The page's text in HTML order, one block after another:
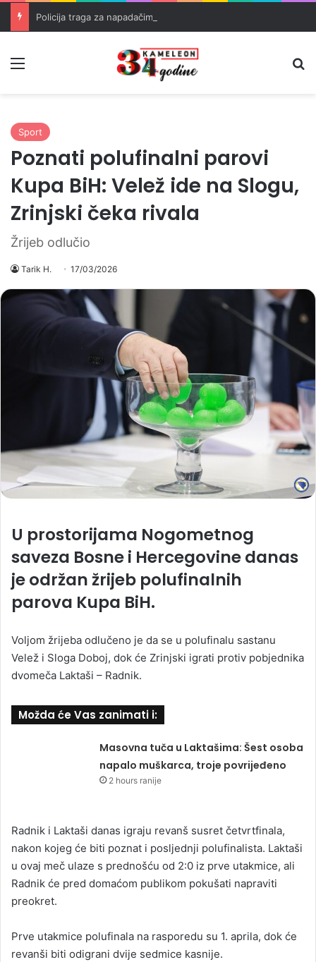
Policija traga za napadačima nakon pucnjave u Brčkom
Sport
Poznati polufinalni parovi
Kupa BiH: Velež ide na Slogu,
Zrinjski čeka rivala
Žrijeb odlučio
Tarik H. 17/03/2026
U prostorijama Nogometnog
saveza Bosne i Hercegovine danas
je održan žrijeb polufinalnih
parova Kupa BiH.
Voljom žrijeba odlučeno je da se u polufinalu sastanu
Velež i Sloga Doboj, dok će Zrinjski igrati protiv pobjednika
dvomeča Laktaši – Radnik.
Možda će Vas zanimati i:
Masovna tuča u Laktašima: Šest osoba
napalo muškarca, troje povrijeđeno
2 hours ranije
Radnik i Laktaši danas igraju revanš susret četvrtfinala,
nakon kojeg će biti poznat i posljednji polufinalista. Laktaši
u ovaj meč ulaze s prednošću od 2:0 iz prve utakmice, ali
Radnik će pred domaćom publikom pokušati napraviti
preokret.
Prve utakmice polufinala na rasporedu su 1. aprila, dok će
revanši biti odigrani dvije sedmice kasnije.